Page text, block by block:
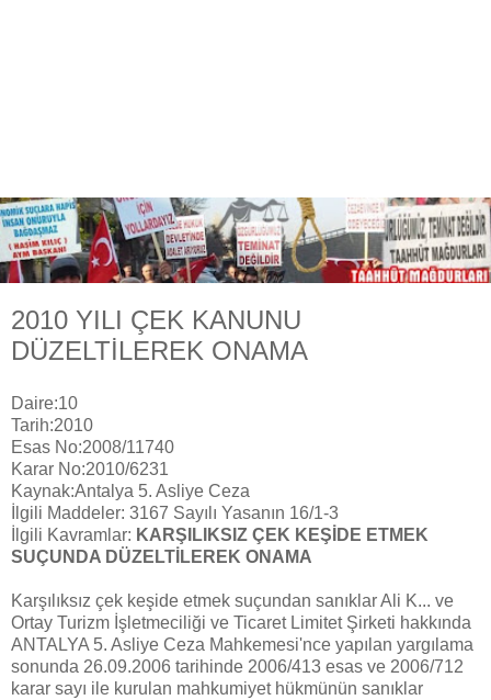
2010 YILI ÇEK KANUNU
DÜZELTİLEREK ONAMA
Daire:10
Tarih:2010
Esas No:2008/11740
Karar No:2010/6231
Kaynak:Antalya 5. Asliye Ceza
İlgili Maddeler: 3167 Sayılı Yasanın 16/1-3
İlgili Kavramlar: KARŞILIKSIZ ÇEK KEŞİDE ETMEK
SUÇUNDA DÜZELTİLEREK ONAMA
Karşılıksız çek keşide etmek suçundan sanıklar Ali K... ve
Ortay Turizm İşletmeciliği ve Ticaret Limitet Şirketi hakkında
ANTALYA 5. Asliye Ceza Mahkemesi'nce yapılan yargılama
sonunda 26.09.2006 tarihinde 2006/413 esas ve 2006/712
karar sayı ile kurulan mahkumiyet hükmünün sanıklar